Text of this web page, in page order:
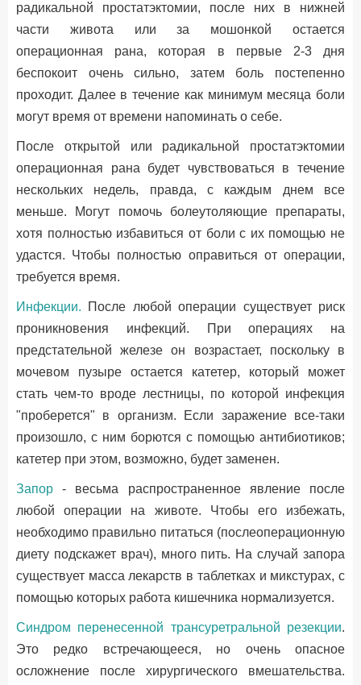
радикальной простатэктомии, после них в нижней
части живота или за мошонкой остается
операционная рана, которая в первые 2-3 дня
беспокоит очень сильно, затем боль постепенно
проходит. Далее в течение как минимум месяца боли
могут время от времени напоминать о себе.
После открытой или радикальной простатэктомии
операционная рана будет чувствоваться в течение
нескольких недель, правда, с каждым днем все
меньше. Могут помочь болеутоляющие препараты,
хотя полностью избавиться от боли с их помощью не
удастся. Чтобы полностью оправиться от операции,
требуется время.
Инфекции. После любой операции существует риск
проникновения инфекций. При операциях на
предстательной железе он возрастает, поскольку в
мочевом пузыре остается катетер, который может
стать чем-то вроде лестницы, по которой инфекция
"проберется" в организм. Если заражение все-таки
произошло, с ним борются с помощью антибиотиков;
катетер при этом, возможно, будет заменен.
Запор - весьма распространенное явление после
любой операции на животе. Чтобы его избежать,
необходимо правильно питаться (послеоперационную
диету подскажет врач), много пить. На случай запора
существует масса лекарств в таблетках и микстурах, с
помощью которых работа кишечника нормализуется.
Синдром перенесенной трансуретральной резекции.
Это редко встречающееся, но очень опасное
осложнение после хирургического вмешательства.